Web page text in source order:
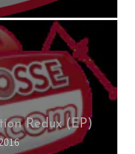
2021